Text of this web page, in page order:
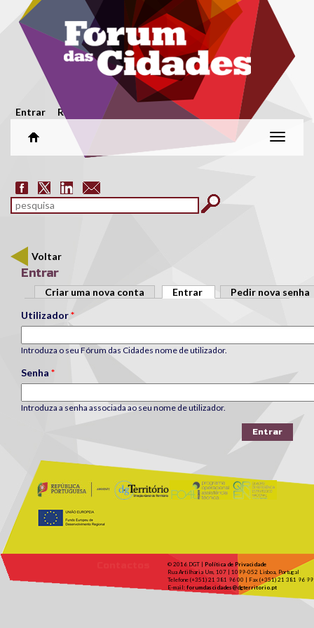
Passar para o conteúdo principal
Menu secundário
Entrar Registar
Alterar
Formulário de pesquisa
pesquisar
Voltar
Entrar
Separadores primários
Criar uma nova conta Entrar (separador ativo)
Pedir nova senha
Utilizador*
Introduza o seu Fórum das Cidades nome de utilizador.
Senha *
Introduza a senha associada ao seu nome de utilizador.
© 2016 DGT | Política de Privacidade
Rua Artilharia Um, 107 | 1099-052 Lisboa, Portugal
Telefone (+351) 21 381 96 00 | Fax (+351) 21 381 96 99
E-mail: forumdascidades@dgterritorio.pt